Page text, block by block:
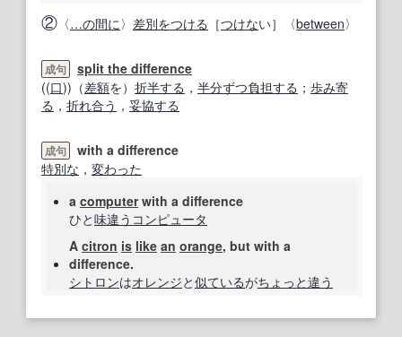
② 〈…の間に〉 差別をつける ［つけない］〈between〉
成句
split the difference
((口))（差額を） 折半する ， 半分ずつ負担する ； 歩み寄
る ， 折れ合う ， 妥協する
成句
with a difference
特別な ， 変わった
a computerwith a difference
ひと味違う コンピュータ
A citron is like an orange, but with a
difference.
シトロンはオレンジと似ているがちょっと違う